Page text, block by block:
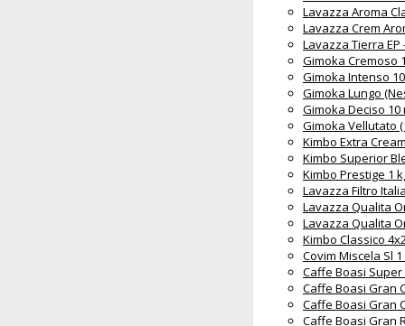
Lavazza Aroma
Lavazza Crem
Lavazza Tierra EP
Gimoka Cremoso
Gimoka Intenso
Gimoka Lungo
Gimoka Deciso
Gimoka Vellutato
Kimbo Extra
Kimbo Superior
Kimbo Prestige 1
Lavazza Filtro
Lavazza Qualita
Lavazza Qualita
Kimbo Classico
Covim Miscela Sl
Caffe Boasi
Caffe Boasi Gran
Caffe Boasi Gran
Caffe Boasi Gran